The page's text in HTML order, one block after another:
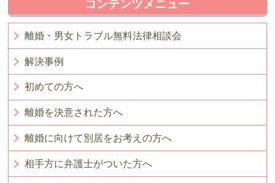
コンテンツメニュー
離婚・男女トラブル無料法律相談会
解決事例
初めての方へ
離婚を決意された方へ
離婚に向けて別居をお考えの方へ
相手方に弁護士がついた方へ